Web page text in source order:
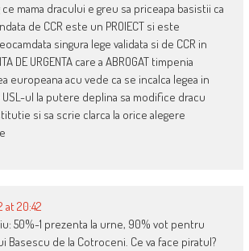
mama dracului e greu sa priceapa basistii ca
de CCR este un PROIECT si este
singura lege validata si de CCR in
DE URGENTA care a ABROGAT timpenia
europeana acu vede ca se incalca legea in
USL-ul la putere deplina sa modifice dracu
si sa scrie clarca la orice alegere
at 20:42
50%-1 prezenta la urne, 90% vot pentru
Basescu de la Cotroceni. Ce va face piratul?